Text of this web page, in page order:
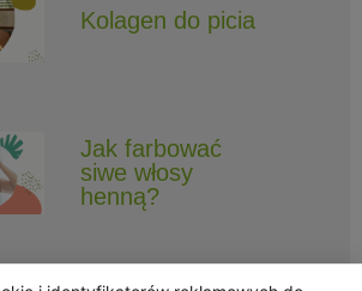
Kolagen do picia
Jak farbować
siwe włosy
henną?